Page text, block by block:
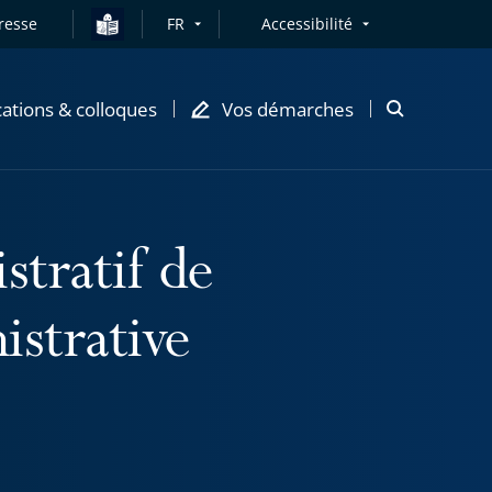
FR Accessibilité
& colloques Vos démarches
Ouvrir
de